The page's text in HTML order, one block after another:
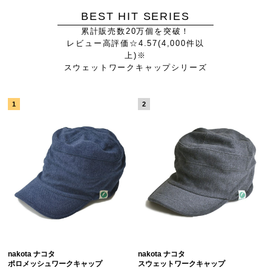
BEST HIT SERIES
累計販売数20万個を突破！
レビュー高評価☆4.57(4,000件以
上)※
スウェットワークキャップシリーズ
nakota ナコタ
ポロメッシュワークキャップ
nakota ナコタ
スウェットワークキャップ